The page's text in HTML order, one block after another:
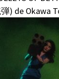
) de Okawa